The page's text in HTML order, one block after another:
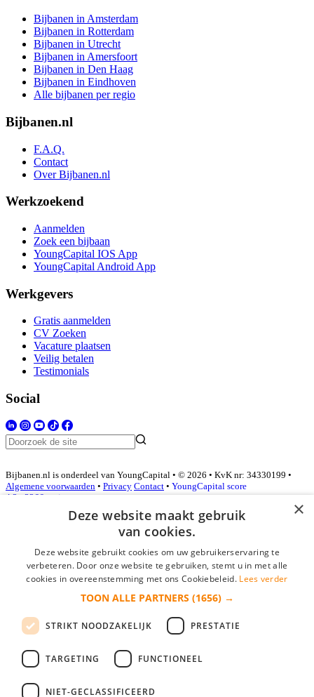
Bijbanen in Amsterdam
Bijbanen in Rotterdam
Bijbanen in Utrecht
Bijbanen in Amersfoort
Bijbanen in Den Haag
Bijbanen in Eindhoven
Alle bijbanen per regio
Bijbanen.nl
F.A.Q.
Contact
Over Bijbanen.nl
Werkzoekend
Aanmelden
Zoek een bijbaan
YoungCapital IOS App
YoungCapital Android App
Werkgevers
Gratis aanmelden
CV Zoeken
Vacature plaatsen
Veilig betalen
Testimonials
Social
Bijbanen.nl is onderdeel van YoungCapital • © 2026 • KvK nr: 34330199 •
Algemene voorwaarden • Privacy Contact • YoungCapital score
4.3 - 3366 reviews
Inloggen als bedrijf
*
login gegevens onthouden
login
Bedrijf aanmelden
×
Deze website maakt gebruik
van cookies.
Deze website gebruikt cookies om uw gebruikerservaring te
verbeteren. Door onze website te gebruiken, stemt u in met alle
cookies in overeenstemming met ons Cookiebeleid. Lees verder
TOON ALLE PARTNERS (1656) →
STRIKT NOODZAKELIJK PRESTATIE
TARGETING FUNCTIONEEL
NIET-GECLASSIFICEERD